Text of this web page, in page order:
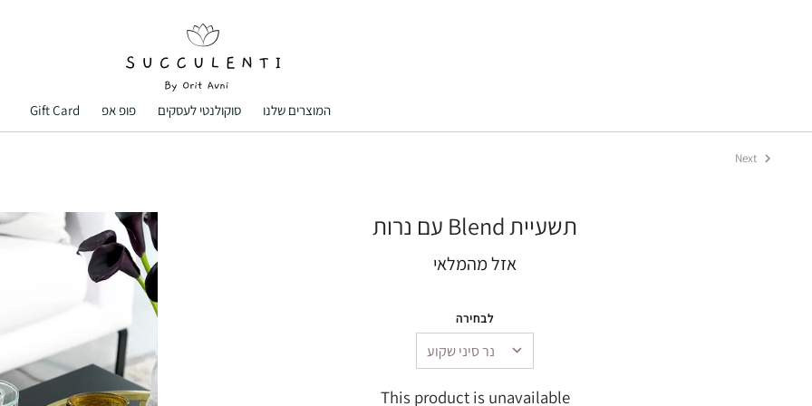
המוצרים שלנו סוקולנטי לעסקים פופ אפ Gift Card
Next
עם נרות Blend תשעיית
אזל מהמלאי
לבחירה
This product is unavailable